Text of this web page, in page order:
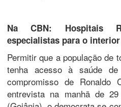
Na CBN: Hospitais
especialistas para o interior
Permitir que a população de
tenha acesso à saúde
compromisso de Ronaldo
entrevista na manhã de